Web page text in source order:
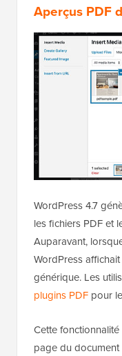
Aperçus PDF
WordPress 4.7
les fichiers PDF et
Auparavant,
WordPress
générique. Les
plugins PDF pour
Cette
page du